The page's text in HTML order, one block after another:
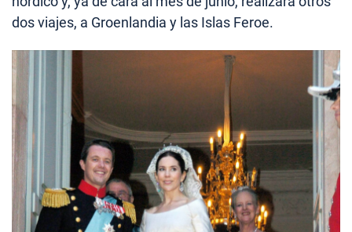
dos viajes, a Groenlandia y las Islas Feroe.